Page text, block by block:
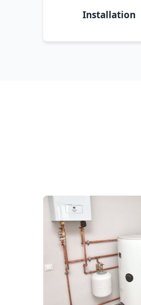
Installation